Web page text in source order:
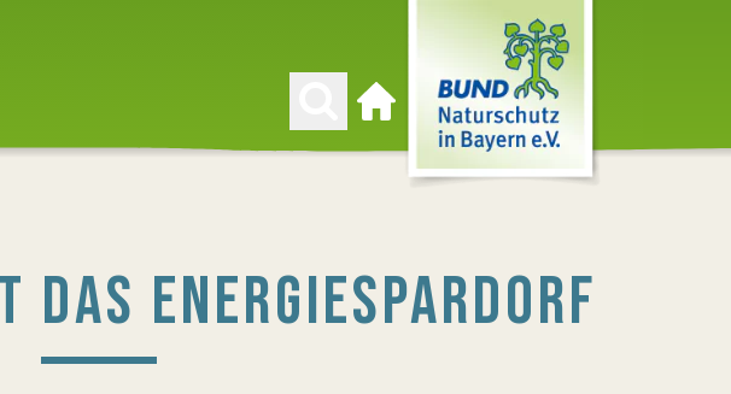
Zur Startseite
DAS ENERGIESPARDORF